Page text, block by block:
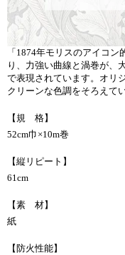
「1874年モリスのアイコ
り、力強い曲線と渦巻が、
で表現されています。オリ
クリーンな色調をそろえて
【規 格】
52cm巾×10m巻
【縦リピート】
61cm
【素 材】
紙
【防火性能】